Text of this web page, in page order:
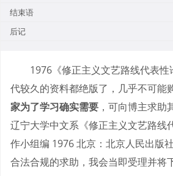
结束语
后记
1976《修正主义文艺路线代表
代较久的资料都绝版了，几乎不可能
家为了学习确实需要 ，可向博主求助
辽宁大学中文系《修正主义文艺路线
作小组编 1976 北京：北京人民出版
合法合规的求助，我会当即受理并将